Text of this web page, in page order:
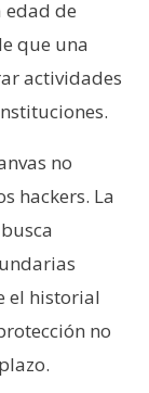
edad de
que una
actividades
no
hackers. La
el historial
no